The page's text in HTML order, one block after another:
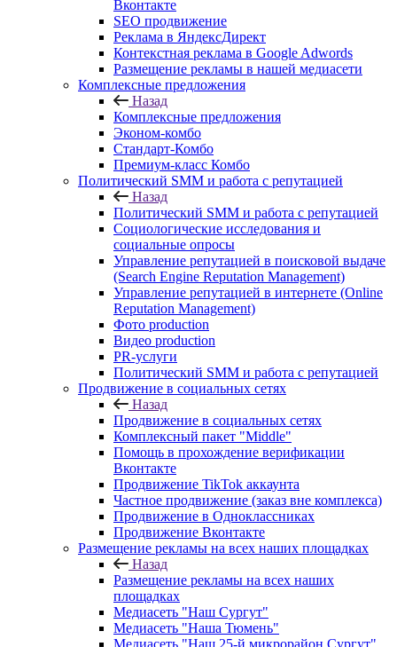
Вконтакте
SEO продвижение
Реклама в ЯндексДирект
Контекстная реклама в Google Adwords
Размещение рекламы в нашей медиасети
Комплексные предложения
Назад
Комплексные предложения
Эконом-комбо
Стандарт-Комбо
Премиум-класс Комбо
Политический SMM и работа с репутацией
Назад
Политический SMM и работа с репутацией
Социологические исследования и
социальные опросы
Управление репутацией в поисковой выдаче
(Search Engine Reputation Management)
Управление репутацией в интернете (Online
Reputation Management)
Фото production
Видео production
PR-услуги
Политический SMM и работа с репутацией
Продвижение в социальных сетях
Назад
Продвижение в социальных сетях
Комплексный пакет "Middle"
Помощь в прохождение верификации
Вконтакте
Продвижение TikTok аккаунта
Частное продвижение (заказ вне комплекса)
Продвижение в Одноклассниках
Продвижение Вконтакте
Размещение рекламы на всех наших площадках
Назад
Размещение рекламы на всех наших
площадках
Медиасеть "Наш Сургут"
Медиасеть "Наша Тюмень"
Медиасеть "Наш 25-й микрорайон Сургут"